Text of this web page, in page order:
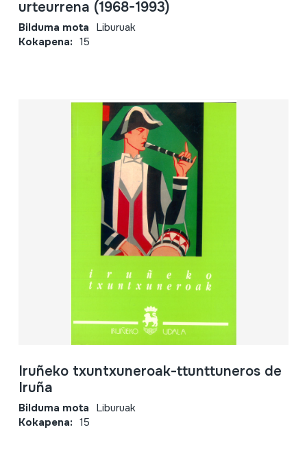
urteurrena (1968-1993)
Bilduma mota Liburuak
Kokapena: 15
Iruñeko txuntxuneroak-ttunttuneros de
Iruña
Bilduma mota Liburuak
Kokapena: 15